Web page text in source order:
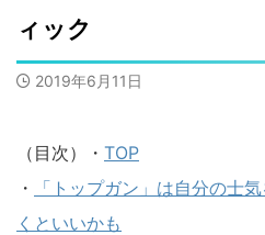
ィック
2019年6月11日
（目次）・ TOP
・
「トップガン」は自分の士
くといいかも